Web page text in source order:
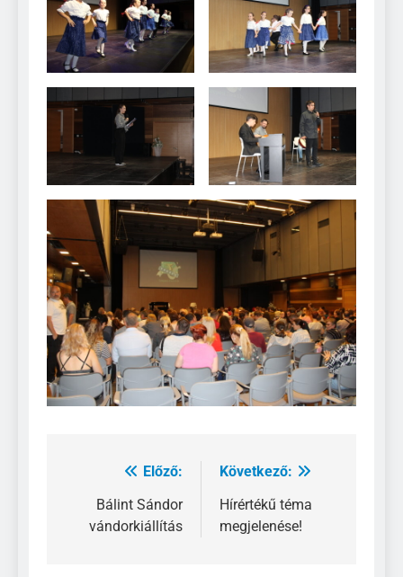
Bejegyzés
navigáció
Előző:
Bálint Sándor
vándorkiállítás
Következő:
Hírértékű téma
megjelenése!